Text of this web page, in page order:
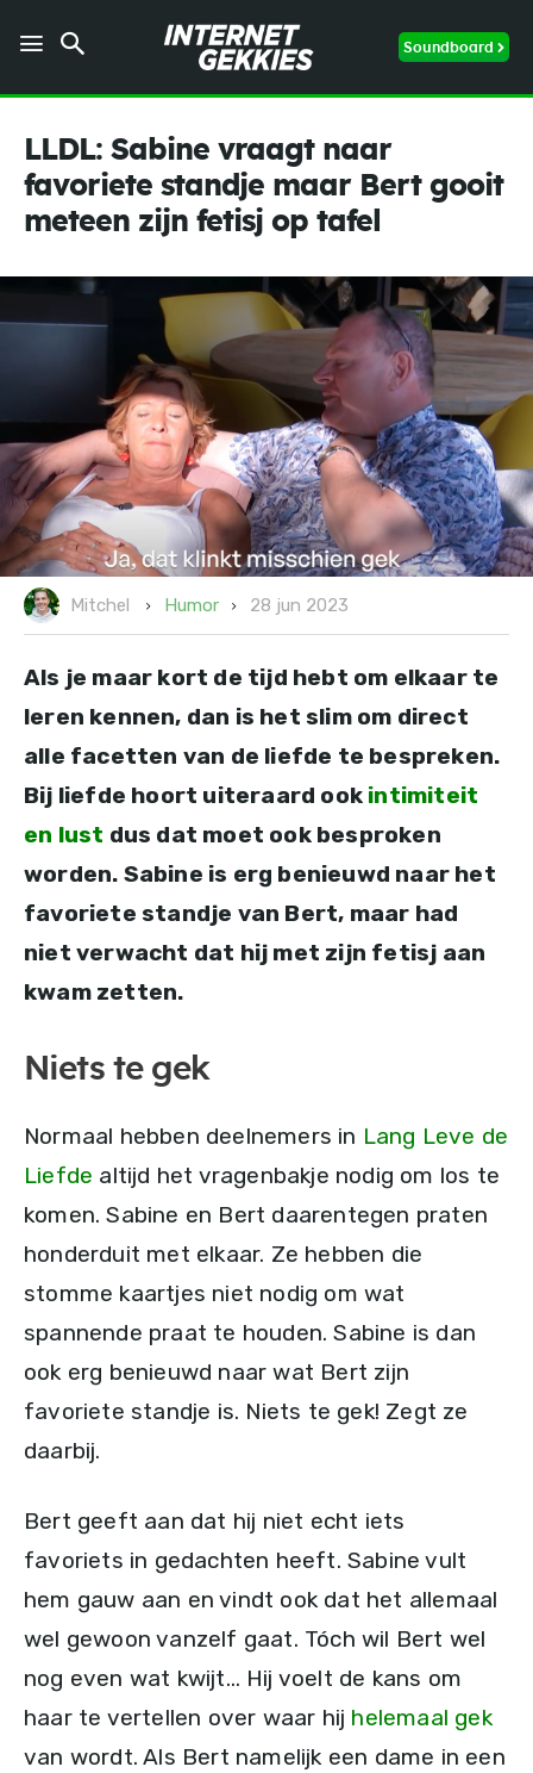
Soundboard
LLDL: Sabine vraagt naar
favoriete standje maar Bert gooit
meteen zijn fetisj op tafel
Mitchel Humor 28 jun 2023
Als je maar kort de tijd hebt om elkaar te
leren kennen, dan is het slim om direct
alle facetten van de liefde te bespreken.
Bij liefde hoort uiteraard ook intimiteit
en lust dus dat moet ook besproken
worden. Sabine is erg benieuwd naar het
favoriete standje van Bert, maar had
niet verwacht dat hij met zijn fetisj aan
kwam zetten.
Niets te gek
Normaal hebben deelnemers in Lang Leve de
Liefde altijd het vragenbakje nodig om los te
komen. Sabine en Bert daarentegen praten
honderduit met elkaar. Ze hebben die
stomme kaartjes niet nodig om wat
spannende praat te houden. Sabine is dan
ook erg benieuwd naar wat Bert zijn
favoriete standje is. Niets te gek! Zegt ze
daarbij.
Bert geeft aan dat hij niet echt iets
favoriets in gedachten heeft. Sabine vult
hem gauw aan en vindt ook dat het allemaal
wel gewoon vanzelf gaat. Tóch wil Bert wel
nog even wat kwijt… Hij voelt de kans om
haar te vertellen over waar hij helemaal gek
van wordt. Als Bert namelijk een dame in een